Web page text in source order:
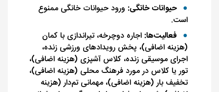
حیوانات خانگی: ورود حیوانات خانگی ممنوع
است.
فعالیت‌ها: اجاره دوچرخه، تیراندازی با کمان
(هزینه اضافی)، پخش رویدادهای ورزشی زنده،
اجرای موسیقی زنده، کلاس آشپزی (هزینه اضافی)،
تور یا کلاس در مورد فرهنگ محلی (هزینه اضافی)،
تخفیف بار (هزینه اضافی)، مهمانی تم‌دار (هزینه